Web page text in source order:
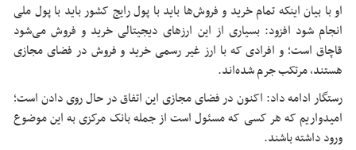
او با بیان اینکه تمام خرید و فروش‌ها باید با پول رایج کشور باید با پول ملی
انجام شود افزود: بسیاری از این ارزهای دیجیتالی خرید و فروش می‌شود
قاچاق است؛ و افرادی که با ارز غیر رسمی خرید و فروش در فضای مجازی
هستند، مرتکب جرم شده‌اند.
رستگار ادامه داد: اکنون در فضای مجازی این اتفاق در حال روی دادن است؛
امیدواریم که هر کسی که مسئول است از جمله بانک مرکزی به این موضوع
ورود داشته باشند.